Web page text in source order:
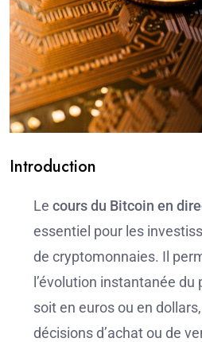
Introduction
Le cours du Bitcoin en
essentiel pour les
de cryptomonnaies. Il
l’évolution instantanée du
soit en euros ou en
décisions d’achat ou de